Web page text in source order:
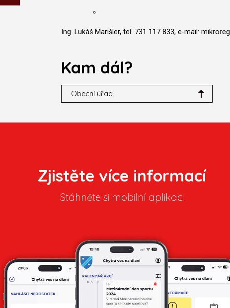
Ing. Lukáš Marišler, tel. 731 117 833, e-mail:
Kam dál?
Obecní úřad
Zjistěte více informací
Stáhněte si mobilní aplikaci